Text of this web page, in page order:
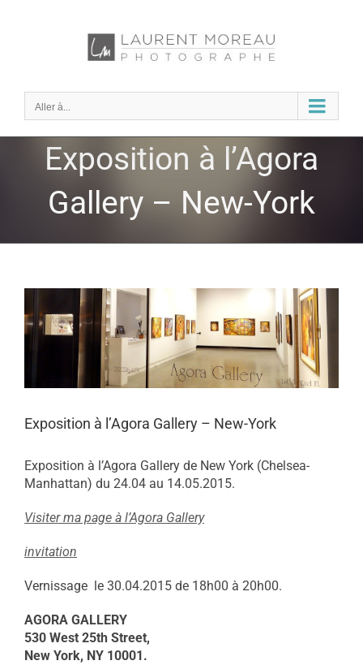
Aller à...
Exposition à l’Agora
Gallery – New-York
l'image
agrandie
Exposition à l’Agora Gallery – New-York
Exposition à l’Agora Gallery de New York (Chelsea-
Manhattan) du 24.04 au 14.05.2015.
Visiter ma page à l’Agora Gallery
invitation
Vernissage le 30.04.2015 de 18h00 à 20h00.
AGORA GALLERY
530 West 25th Street,
New York, NY 10001.